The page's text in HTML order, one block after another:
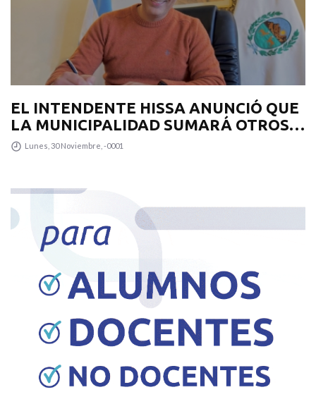
EL INTENDENTE HISSA ANUNCIÓ QUE
LA MUNICIPALIDAD SUMARÁ OTROS
12 COLECTIVOS 0KM PARA
Lunes, 30 Noviembre, -0001